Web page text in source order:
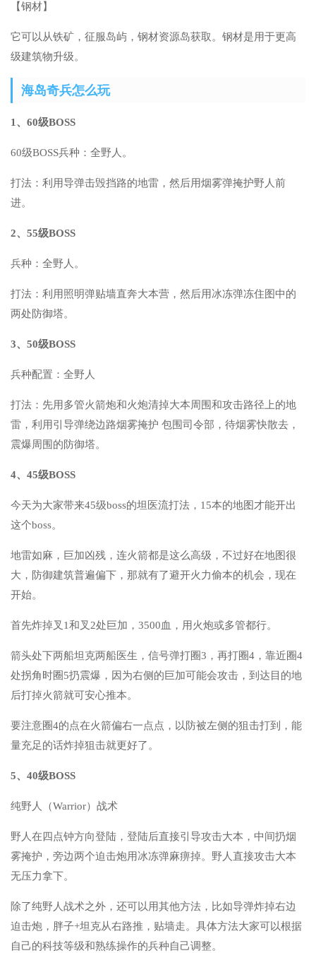
【钢材】
它可以从铁矿，征服岛屿，钢材资源岛获取。钢材是用于更高
级建筑物升级。
海岛奇兵怎么玩
1、60级BOSS
60级BOSS兵种：全野人。
打法：利用导弹击毁挡路的地雷，然后用烟雾弹掩护野人前
进。
2、55级BOSS
兵种：全野人。
打法：利用照明弹贴墙直奔大本营，然后用冰冻弹冻住图中的
两处防御塔。
3、50级BOSS
兵种配置：全野人
打法：先用多管火箭炮和火炮清掉大本周围和攻击路径上的地
雷，利用引导弹绕边路烟雾掩护 包围司令部，待烟雾快散去，
震爆周围的防御塔。
4、45级BOSS
今天为大家带来45级boss的坦医流打法，15本的地图才能开出
这个boss。
地雷如麻，巨加凶残，连火箭都是这么高级，不过好在地图很
大，防御建筑普遍偏下，那就有了避开火力偷本的机会，现在
开始。
首先炸掉叉1和叉2处巨加，3500血，用火炮或多管都行。
箭头处下两船坦克两船医生，信号弹打圈3，再打圈4，靠近圈4
处拐角时圈5扔震爆，因为右侧的巨加可能会攻击，到达目的地
后打掉火箭就可安心推本。
要注意圈4的点在火箭偏右一点点，以防被左侧的狙击打到，能
量充足的话炸掉狙击就更好了。
5、40级BOSS
纯野人（Warrior）战术
野人在四点钟方向登陆，登陆后直接引导攻击大本，中间扔烟
雾掩护，旁边两个迫击炮用冰冻弹麻痹掉。野人直接攻击大本
无压力拿下。
除了纯野人战术之外，还可以用其他方法，比如导弹炸掉右边
迫击炮，胖子+坦克从右路推，贴墙走。具体方法大家可以根据
自己的科技等级和熟练操作的兵种自己调整。